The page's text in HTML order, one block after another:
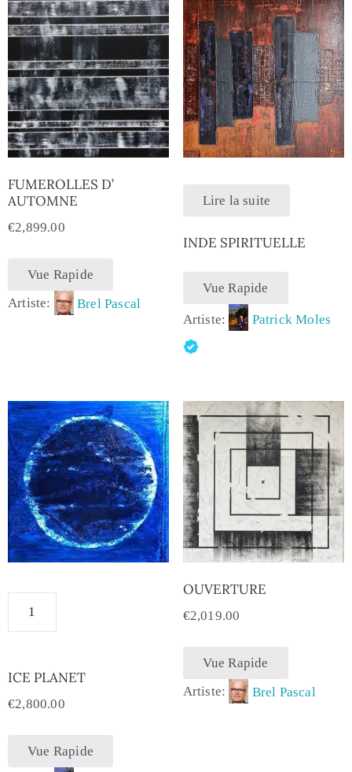
FUMEROLLES D’
AUTOMNE
€2,899.00
Vue Rapide
Artiste:
Brel Pascal
Lire la suite
INDE SPIRITUELLE
Vue Rapide
Artiste: Patrick Moles
ICE PLANET
€2,800.00
Vue Rapide
OUVERTURE
€2,019.00
Vue Rapide
Artiste:
Brel Pascal